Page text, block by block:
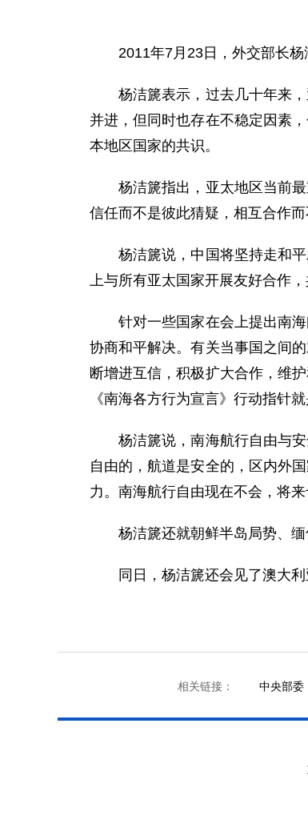
2011年7月23日，外交部长杨
杨洁篪表示，过去几十年来，
并进，但同时也存在不稳定因素
本地区国家的共识。
杨洁篪指出，亚太地区当前最
信任而不是彼此猜疑，相互合作
杨洁篪说，中国将坚持走和平
上与所有亚太国家开展友好合作
针对一些国家在会上提出南海
协商和平解决。有关当事国之间
断增进互信，积极扩大合作，维
《南海各方行为宣言》行动指针
杨洁篪说，南海航行自由与安
自由的，航道是安全的，区内外
力。南海航行自由现在不会，将来
杨洁篪还就朝鲜半岛局势、缅
同日，杨洁篪还会见了澳大利
相关链接： 中央部委